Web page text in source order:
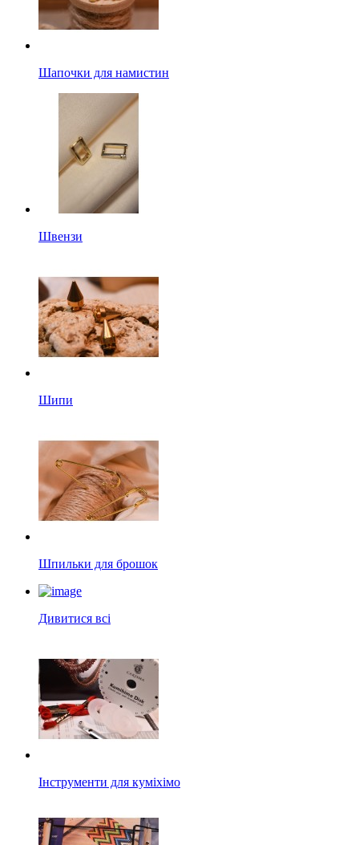
Шапочки для намистин
Швензи
Шипи
Шпильки для брошок
Дивитися всі
Інструменти для куміхімо